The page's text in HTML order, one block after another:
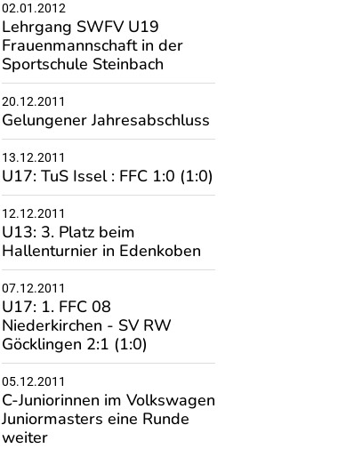
02.01.2012
Lehrgang SWFV U19
Frauenmannschaft in der
Sportschule Steinbach
20.12.2011
Gelungener Jahresabschluss
13.12.2011
U17: TuS Issel : FFC 1:0 (1:0)
12.12.2011
U13: 3. Platz beim
Hallenturnier in Edenkoben
07.12.2011
U17: 1. FFC 08
Niederkirchen - SV RW
Göcklingen 2:1 (1:0)
05.12.2011
C-Juniorinnen im Volkswagen
Juniormasters eine Runde
weiter